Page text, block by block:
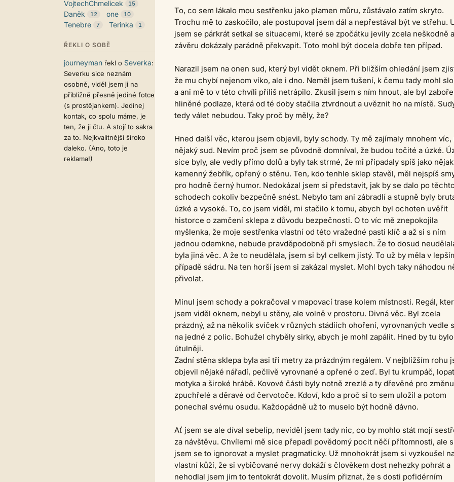
VojtechChmelicek 15
Daněk 12 one 10
Tenebre 7 Terinka 1
ŘEKLI O SOBĚ
journeyman řekl o Severka:
Severku sice neznám
osobně, viděl jsem ji na
přibližně přesně jediné fotce
(s prostějankem). Jedinej
kontak, co spolu máme, je
ten, že ji čtu. A stojí to sakra
za to. Nejkvalitnější široko
daleko. (Ano, toto je
reklama!)
To, co sem lákalo mou sestřenku jako plamen můru, zůstávalo zatím skryto.
Trochu mě to zaskočilo, ale postupoval jsem dál a nepřestával být ve střehu.
jsem se párkrát setkal se situacemi, které se zpočátku jevily zcela neškodně
závěru dokázaly parádně překvapit. Toto mohl být docela dobře ten případ.
Narazil jsem na onen sud, který byl vidět oknem. Při bližším ohledání jsem
že mu chybí nejenom víko, ale i dno. Neměl jsem tušení, k čemu tady mohl
a ani mě to v této chvíli příliš netrápilo. Zkusil jsem s ním hnout, ale byl
hliněné podlaze, která od té doby stačila ztvrdnout a uvěznit ho na místě.
tedy válet nebudou. Taky proč by měly, že?
Hned další věc, kterou jsem objevil, byly schody. Ty mě zajímaly mnohem víc,
nějaký sud. Nevím proč jsem se původně domníval, že budou točité a úzké.
sice byly, ale vedly přímo dolů a byly tak strmé, že mi připadaly spíš jako
kamenný žebřík, opřený o stěnu. Ten, kdo tenhle sklep stavěl, měl nejspíš
pro hodně černý humor. Nedokázal jsem si představit, jak by se dalo po
schodech cokoliv bezpečně snést. Nebylo tam ani zábradlí a stupně byly
úzké a vysoké. To, co jsem viděl, mi stačilo k tomu, abych byl ochoten uvěřit
historce o zamčení sklepa z důvodu bezpečnosti. O to víc mě znepokojila
myšlenka, že moje sestřenka vlastní od této vražedné pasti klíč a až si s ním
jednou odemkne, nebude pravděpodobně při smyslech. Že to dosud
byla jiná věc. A že to neudělala, jsem si byl celkem jistý. To už by měla v
případě sádru. Na ten horší jsem si zakázal myslet. Mohl bych taky náhodou
přivolat.
Minul jsem schody a pokračoval v mapovací trase kolem místnosti. Regál,
jsem viděl oknem, nebyl u stěny, ale volně v prostoru. Divná věc. Byl zcela
prázdný, až na několik svíček v různých stádiích ohoření, vyrovnaných vedle
na jedné z polic. Bohužel chyběly sirky, abych je mohl zapálit. Hned by tu bylo
útulněji.
Zadní stěna sklepa byla asi tři metry za prázdným regálem. V nejbližším rohu
objevil nějaké nářadí, pečlivě vyrovnané a opřené o zeď. Byl tu krumpáč,
motyka a široké hrábě. Kovové části byly notně zrezlé a ty dřevěné pro změnu
zpuchřelé a děravé od červotoče. Kdoví, kdo a proč si to sem uložil a potom
ponechal svému osudu. Každopádně už to muselo být hodně dávno.
Ať jsem se ale díval sebelíp, neviděl jsem tady nic, co by mohlo stát mojí
za návštěvu. Chvílemi mě sice přepadl povědomý pocit něčí přítomnosti, ale
jsem se to ignorovat a myslet pragmaticky. Už mnohokrát jsem si vyzkoušel
vlastní kůži, že si vybičované nervy dokáží s člověkem dost nehezky pohrát a
nehodlal jsem jim to tentokrát dovolit. Musím přiznat, že s dosti pofidérním